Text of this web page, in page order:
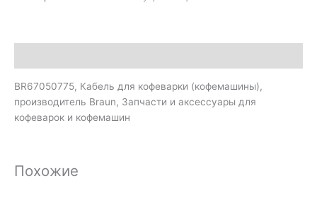
BR67050775, Кабель для кофеварки (кофемашины),
производитель Braun, Запчасти и аксессуары для
кофеварок и кофемашин
Похожие